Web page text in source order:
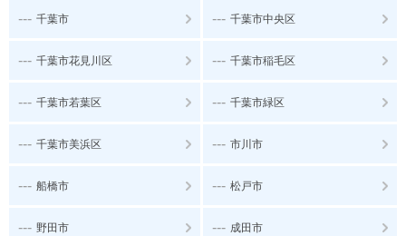
--- 千葉市 --- 千葉市中央区
--- 千葉市花見川区 --- 千葉市稲毛区
--- 千葉市若葉区 --- 千葉市緑区
--- 千葉市美浜区 --- 市川市
--- 船橋市 --- 松戸市
--- 野田市 --- 成田市